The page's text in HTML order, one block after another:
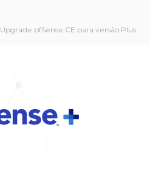
Upgrade pfSense CE para versão Plus